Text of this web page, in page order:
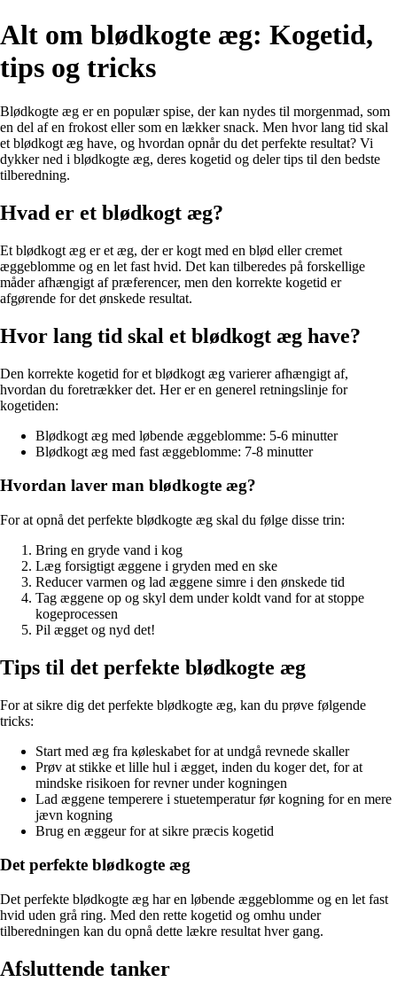
Alt om blødkogte æg: Kogetid,
tips og tricks
Blødkogte æg er en populær spise, der kan nydes til morgenmad, som
en del af en frokost eller som en lækker snack. Men hvor lang tid skal
et blødkogt æg have, og hvordan opnår du det perfekte resultat? Vi
dykker ned i blødkogte æg, deres kogetid og deler tips til den bedste
tilberedning.
Hvad er et blødkogt æg?
Et blødkogt æg er et æg, der er kogt med en blød eller cremet
æggeblomme og en let fast hvid. Det kan tilberedes på forskellige
måder afhængigt af præferencer, men den korrekte kogetid er
afgørende for det ønskede resultat.
Hvor lang tid skal et blødkogt æg have?
Den korrekte kogetid for et blødkogt æg varierer afhængigt af,
hvordan du foretrækker det. Her er en generel retningslinje for
kogetiden:
Blødkogt æg med løbende æggeblomme: 5-6 minutter
Blødkogt æg med fast æggeblomme: 7-8 minutter
Hvordan laver man blødkogte æg?
For at opnå det perfekte blødkogte æg skal du følge disse trin:
Bring en gryde vand i kog
Læg forsigtigt æggene i gryden med en ske
Reducer varmen og lad æggene simre i den ønskede tid
Tag æggene op og skyl dem under koldt vand for at stoppe
kogeprocessen
Pil ægget og nyd det!
Tips til det perfekte blødkogte æg
For at sikre dig det perfekte blødkogte æg, kan du prøve følgende
tricks:
Start med æg fra køleskabet for at undgå revnede skaller
Prøv at stikke et lille hul i ægget, inden du koger det, for at
mindske risikoen for revner under kogningen
Lad æggene temperere i stuetemperatur før kogning for en mere
jævn kogning
Brug en æggeur for at sikre præcis kogetid
Det perfekte blødkogte æg
Det perfekte blødkogte æg har en løbende æggeblomme og en let fast
hvid uden grå ring. Med den rette kogetid og omhu under
tilberedningen kan du opnå dette lækre resultat hver gang.
Afsluttende tanker